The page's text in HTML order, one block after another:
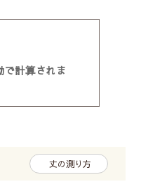
計算されま
丈の測り方